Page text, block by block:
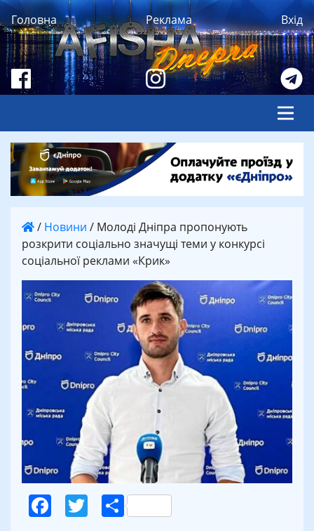
Головна Реклама Вхід
/ Новини / Молоді Дніпра пропонують
розкрити соціально значущі теми у конкурсі
соціальної реклами «Крик»
Facebook
Twitter
Поділитися